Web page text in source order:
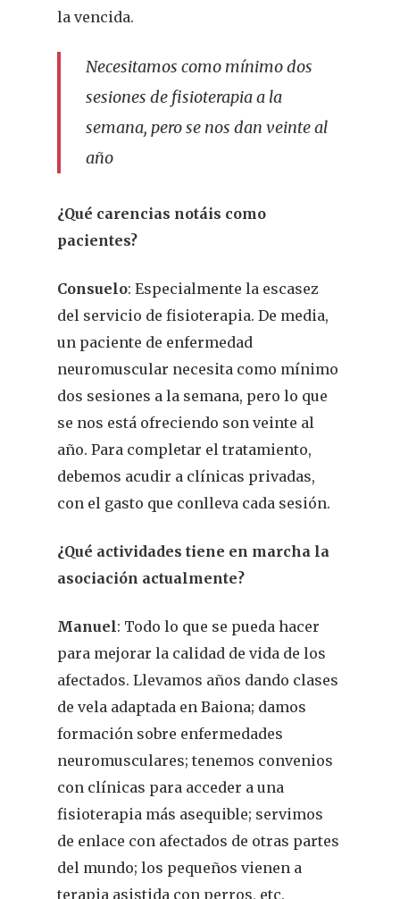
la vencida.
Necesitamos como mínimo dos
sesiones de fisioterapia a la
semana, pero se nos dan veinte al
año
¿Qué carencias notáis como
pacientes?
Consuelo: Especialmente la escasez
del servicio de fisioterapia. De media,
un paciente de enfermedad
neuromuscular necesita como mínimo
dos sesiones a la semana, pero lo que
se nos está ofreciendo son veinte al
año. Para completar el tratamiento,
debemos acudir a clínicas privadas,
con el gasto que conlleva cada sesión.
¿Qué actividades tiene en marcha la
asociación actualmente?
Manuel: Todo lo que se pueda hacer
para mejorar la calidad de vida de los
afectados. Llevamos años dando clases
de vela adaptada en Baiona; damos
formación sobre enfermedades
neuromusculares; tenemos convenios
con clínicas para acceder a una
fisioterapia más asequible; servimos
de enlace con afectados de otras partes
del mundo; los pequeños vienen a
terapia asistida con perros, etc.
Fitoterapia
La Voz De
Pacientes